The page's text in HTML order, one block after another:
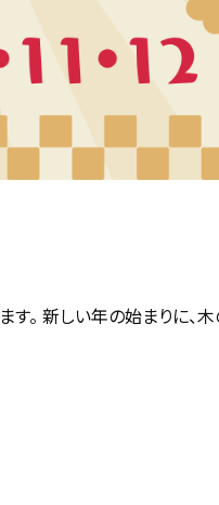
。 新しい年の始まりに、木